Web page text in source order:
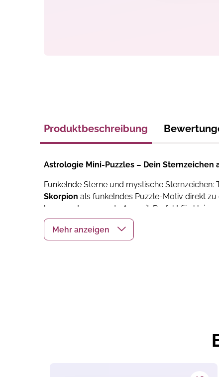
Produktbeschreibung
Astrologie Mini-Puzzles – Dein Sternzeichen
Funkelnde Sterne und mystische Sternzeichen:
Skorpion als funkelndes Puzzle-Motiv direkt zu
kurze, entspannende Auszeit. Perfekt für
Note suchen.